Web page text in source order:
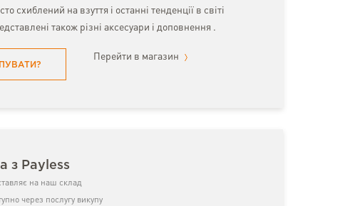
схиблений на взуття і останні тенденції в світі
також різні аксесуари і доповнення .
Перейти в магазин
з Payless
на наш склад
через послугу викупу